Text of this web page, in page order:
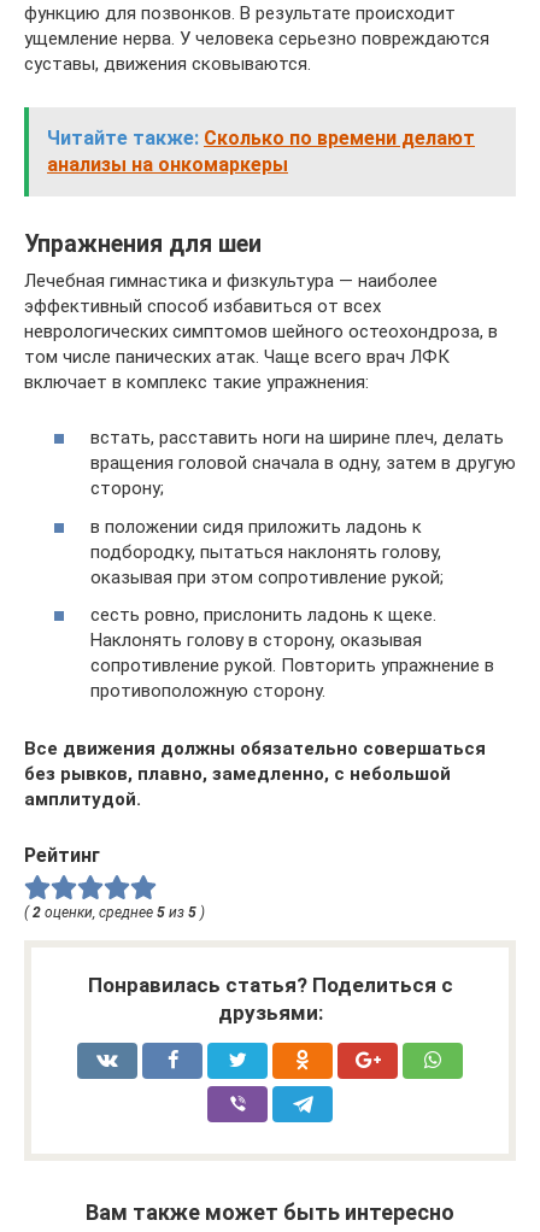
функцию для позвонков. В результате происходит
ущемление нерва. У человека серьезно повреждаются
суставы, движения сковываются.
Читайте также: Сколько по времени делают
анализы на онкомаркеры
Упражнения для шеи
Лечебная гимнастика и физкультура — наиболее
эффективный способ избавиться от всех
неврологических симптомов шейного остеохондроза, в
том числе панических атак. Чаще всего врач ЛФК
включает в комплекс такие упражнения:
встать, расставить ноги на ширине плеч, делать
вращения головой сначала в одну, затем в другую
сторону;
в положении сидя приложить ладонь к
подбородку, пытаться наклонять голову,
оказывая при этом сопротивление рукой;
сесть ровно, прислонить ладонь к щеке.
Наклонять голову в сторону, оказывая
сопротивление рукой. Повторить упражнение в
противоположную сторону.
Все движения должны обязательно совершаться
без рывков, плавно, замедленно, с небольшой
амплитудой.
Рейтинг
( 2 оценки, среднее 5 из 5 )
Понравилась статья? Поделиться с
друзьями:
Вам также может быть интересно